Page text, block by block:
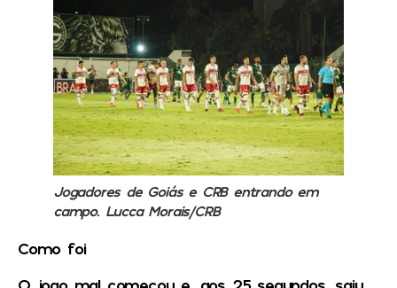
Jogadores de Goiás e CRB entrando em
campo. Lucca Morais/CRB
Como foi